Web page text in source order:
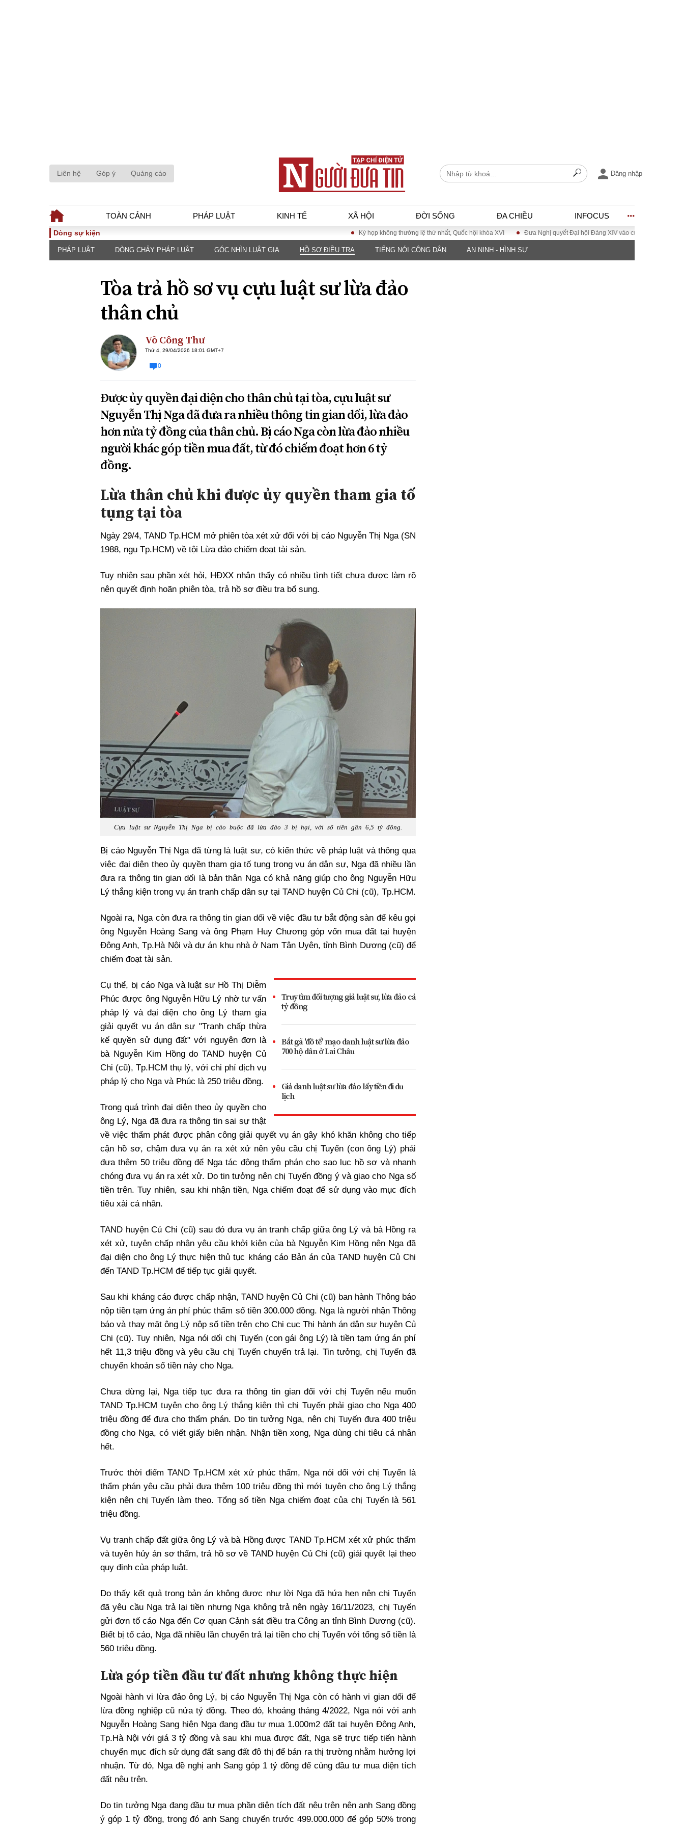
Liên hệ Góp ý Quảng cáo Đăng nhập
TOÀN CẢNH PHÁP LUẬT KINH TẾ XÃ HỘI ĐỜI SỐNG ĐA CHIỀU INFOCUS
TOÀN CẢNH
Chính sách
Đối thoại
PHÁP LUẬT
Góc nhìn luật gia
An ninh - Hình sự
KINH TẾ
Tài chính - Ngân
hàng
Công nghệ
XÃ HỘI
ĐA CHIỀU
Quan điểm
Xi nhan Trái Phải
INFOCUS
Dòng sự kiện Kỳ họp không thường lệ thứ nhất, Quốc hội khóa XVI Đưa Nghị quyết Đại hội Đảng XIV vào cuộc sống
PHÁP LUẬT DÒNG CHẢY PHÁP LUẬT GÓC NHÌN LUẬT GIA HỒ SƠ ĐIỀU TRA TIẾNG NÓI CÔNG DÂN AN NINH - HÌNH SỰ
Tòa trả hồ sơ vụ cựu luật sư lừa đảo
thân chủ
Võ Công Thư
Thứ 4, 29/04/2026 18:01 GMT+7
0
Được ủy quyền đại diện cho thân chủ tại tòa, cựu luật sư
Nguyễn Thị Nga đã đưa ra nhiều thông tin gian dối, lừa đảo
hơn nửa tỷ đồng của thân chủ. Bị cáo Nga còn lừa đảo nhiều
người khác góp tiền mua đất, từ đó chiếm đoạt hơn 6 tỷ
đồng.
Lừa thân chủ khi được ủy quyền tham gia tố
tụng tại tòa
Ngày 29/4, TAND Tp.HCM mở phiên tòa xét xử đối với bị cáo Nguyễn Thị Nga (SN
1988, ngụ Tp.HCM) về tội Lừa đảo chiếm đoạt tài sản.
Tuy nhiên sau phần xét hỏi, HĐXX nhận thấy có nhiều tình tiết chưa được làm rõ
nên quyết định hoãn phiên tòa, trả hồ sơ điều tra bổ sung.
Cựu luật sư Nguyễn Thị Nga bị cáo buộc đã lừa đảo 3 bị hại, với số tiền gần 6,5 tỷ đồng.
Bị cáo Nguyễn Thị Nga đã từng là luật sư, có kiến thức về pháp luật và thông qua
việc đại diện theo ủy quyền tham gia tố tụng trong vụ án dân sự, Nga đã nhiều lần
đưa ra thông tin gian dối là bản thân Nga có khả năng giúp cho ông Nguyễn Hữu
Lý thắng kiện trong vụ án tranh chấp dân sự tại TAND huyện Củ Chi (cũ), Tp.HCM.
Ngoài ra, Nga còn đưa ra thông tin gian dối về việc đầu tư bắt động sàn để kêu gọi
ông Nguyễn Hoàng Sang và ông Phạm Huy Chương góp vốn mua đất tại huyện
Đông Anh, Tp.Hà Nội và dự án khu nhà ở Nam Tân Uyên, tỉnh Bình Dương (cũ) để
chiếm đoạt tài sản.
Truy tìm đối tượng giả luật sư, lừa đảo cả
tỷ đồng
Bắt gã 'đồ tể' mạo danh luật sư lừa đảo
700 hộ dân ở Lai Châu
Giả danh luật sư lừa đảo lấy tiền đi du
lịch
Cụ thể, bị cáo Nga và luật sư Hồ Thị Diễm
Phúc được ông Nguyễn Hữu Lý nhờ tư vấn
pháp lý và đại diện cho ông Lý tham gia
giải quyết vụ án dân sự "Tranh chấp thừa
kế quyền sử dụng đất" với nguyên đơn là
bà Nguyễn Kim Hồng do TAND huyện Củ
Chi (cũ), Tp.HCM thụ lý, với chi phí dịch vụ
pháp lý cho Nga và Phúc là 250 triệu đồng.
Trong quá trình đại diện theo ủy quyền cho
ông Lý, Nga đã đưa ra thông tin sai sự thật
về việc thẩm phát được phân công giải quyết vụ án gây khó khăn không cho tiếp
cận hồ sơ, chậm đưa vụ án ra xét xử nên yêu cầu chị Tuyến (con ông Lý) phải
đưa thêm 50 triệu đồng để Nga tác động thẩm phán cho sao lục hồ sơ và nhanh
chóng đưa vụ án ra xét xử. Do tin tưởng nên chị Tuyến đồng ý và giao cho Nga số
tiền trên. Tuy nhiên, sau khi nhận tiền, Nga chiếm đoạt để sử dụng vào mục đích
tiêu xài cá nhân.
TAND huyện Củ Chi (cũ) sau đó đưa vụ án tranh chấp giữa ông Lý và bà Hồng ra
xét xử, tuyên chấp nhận yêu cầu khởi kiện của bà Nguyễn Kim Hồng nên Nga đã
đại diện cho ông Lý thực hiện thủ tục kháng cáo Bản án của TAND huyện Củ Chi
đến TAND Tp.HCM để tiếp tục giải quyết.
Sau khi kháng cáo được chấp nhận, TAND huyện Củ Chi (cũ) ban hành Thông báo
nộp tiền tạm ứng án phí phúc thẩm số tiền 300.000 đồng. Nga là người nhận Thông
báo và thay mặt ông Lý nộp số tiền trên cho Chi cục Thi hành án dân sự huyện Củ
Chi (cũ). Tuy nhiên, Nga nói dối chị Tuyến (con gái ông Lý) là tiền tạm ứng án phí
hết 11,3 triệu đồng và yêu cầu chị Tuyến chuyển trả lại. Tin tưởng, chị Tuyến đã
chuyển khoản số tiền này cho Nga.
Chưa dừng lại, Nga tiếp tục đưa ra thông tin gian đối với chị Tuyến nếu muốn
TAND Tp.HCM tuyên cho ông Lý thắng kiện thì chị Tuyến phải giao cho Nga 400
triệu đồng để đưa cho thẩm phán. Do tin tưởng Nga, nên chị Tuyến đưa 400 triệu
đồng cho Nga, có viết giấy biên nhận. Nhận tiền xong, Nga dùng chi tiêu cá nhân
hết.
Trước thời điểm TAND Tp.HCM xét xử phúc thẩm, Nga nói dối với chị Tuyến là
thẩm phán yêu cầu phải đưa thêm 100 triệu đồng thì mới tuyên cho ông Lý thắng
kiện nên chị Tuyến làm theo. Tổng số tiền Nga chiếm đoạt của chị Tuyến là 561
triệu đồng.
Vụ tranh chấp đất giữa ông Lý và bà Hồng được TAND Tp.HCM xét xử phúc thẩm
và tuyên hủy án sơ thẩm, trả hồ sơ về TAND huyện Củ Chi (cũ) giải quyết lại theo
quy định của pháp luật.
Do thấy kết quả trong bản án không được như lời Nga đã hứa hẹn nên chị Tuyến
đã yêu cầu Nga trả lại tiền nhưng Nga không trả nên ngày 16/11/2023, chị Tuyến
gửi đơn tố cáo Nga đến Cơ quan Cảnh sát điều tra Công an tỉnh Bình Dương (cũ).
Biết bị tố cáo, Nga đã nhiều lần chuyển trả lại tiền cho chị Tuyến với tổng số tiền là
560 triệu đồng.
Lừa góp tiền đầu tư đất nhưng không thực hiện
Ngoài hành vi lừa đảo ông Lý, bị cáo Nguyễn Thị Nga còn có hành vi gian dối để
lừa đồng nghiệp cũ nửa tỷ đồng. Theo đó, khoảng tháng 4/2022, Nga nói với anh
Nguyễn Hoàng Sang hiện Nga đang đầu tư mua 1.000m2 đất tại huyện Đông Anh,
Tp.Hà Nội với giá 3 tỷ đồng và sau khi mua được đất, Nga sẽ trực tiếp tiến hành
chuyển mục đích sử dụng đất sang đất đô thị để bán ra thị trường nhằm hưởng lợi
nhuận. Từ đó, Nga đề nghị anh Sang góp 1 tỷ đồng để cùng đầu tư mua diện tích
đất nêu trên.
Do tin tưởng Nga đang đầu tư mua phần diện tích đất nêu trên nên anh Sang đồng
ý góp 1 tỷ đồng, trong đó anh Sang chuyển trước 499.000.000 để góp 50% trong